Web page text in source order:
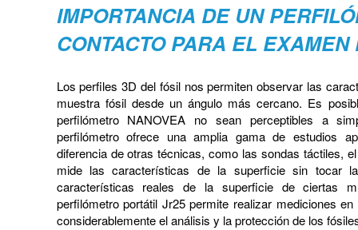
IMPORTANCIA DE UN
CONTACTO PARA EL
Los perfiles 3D del fósil nos permiten observar las
muestra fósil desde un ángulo más cercano. Es
perfilómetro NANOVEA no sean perceptibles a
perfilómetro ofrece una amplia gama de estudios
diferencia de otras técnicas, como las sondas táctiles,
mide las características de la superficie sin tocar
características reales de la superficie de ciertas
perfilómetro portátil Jr25 permite realizar mediciones
considerablemente el análisis y la protección de los